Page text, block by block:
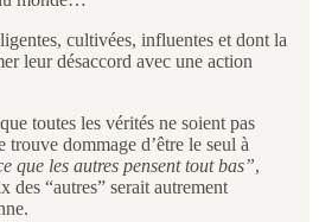
cultivées, influentes et dont la
leur désaccord avec une action
toutes les vérités ne soient pas
trouve dommage d’être le seul à
que les autres pensent tout bas”,
des “autres” serait autrement